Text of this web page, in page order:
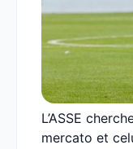
L’ASSE
mercato et